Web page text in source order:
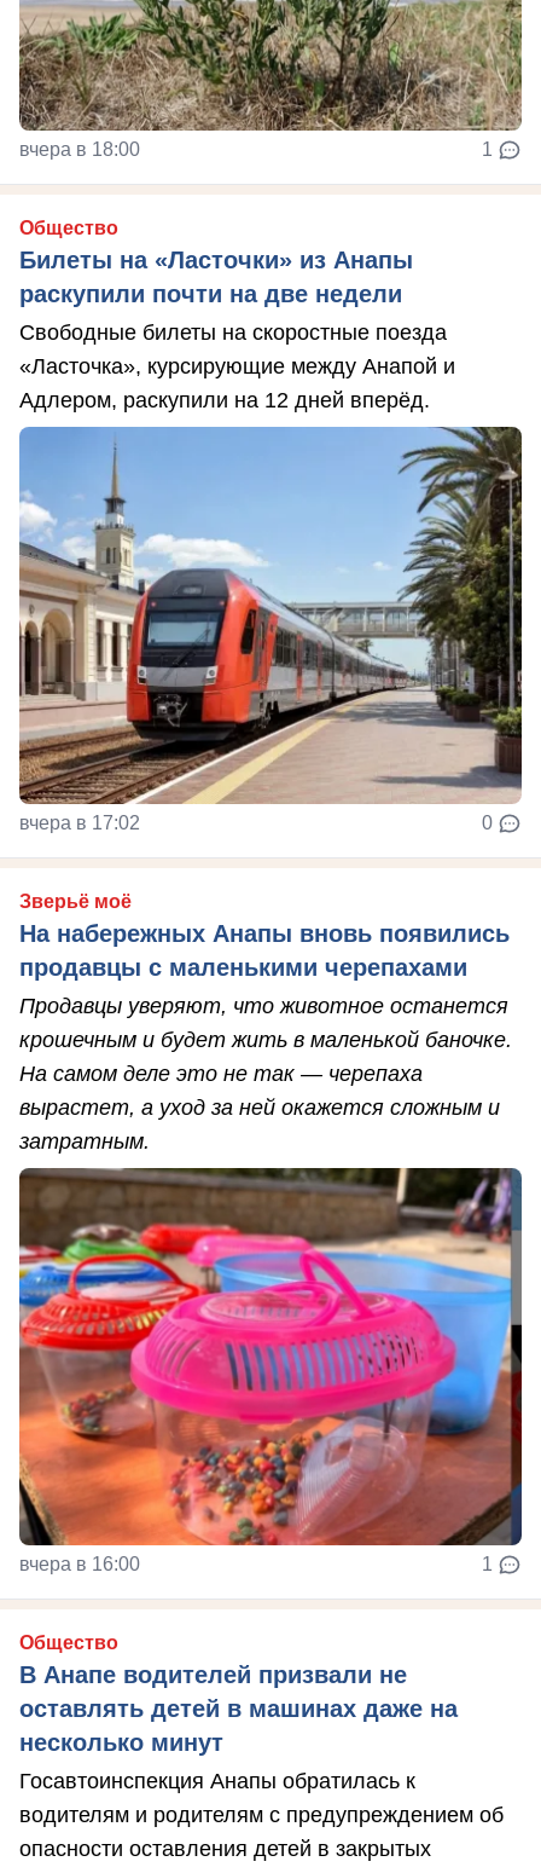
вчера в 18:00 1
Общество
Билеты на «Ласточки» из Анапы
раскупили почти на две недели
Свободные билеты на скоростные поезда
«Ласточка», курсирующие между Анапой и
Адлером, раскупили на 12 дней вперёд.
вчера в 17:02 0
Зверьё моё
На набережных Анапы вновь появились
продавцы с маленькими черепахами
Продавцы уверяют, что животное останется
крошечным и будет жить в маленькой баночке.
На самом деле это не так — черепаха
вырастет, а уход за ней окажется сложным и
затратным.
вчера в 16:00 1
Общество
В Анапе водителей призвали не
оставлять детей в машинах даже на
несколько минут
Госавтоинспекция Анапы обратилась к
водителям и родителям с предупреждением об
опасности оставления детей в закрытых